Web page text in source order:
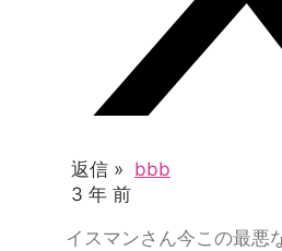
返信 » bbb
3 年 前
イスマンさん今この最悪